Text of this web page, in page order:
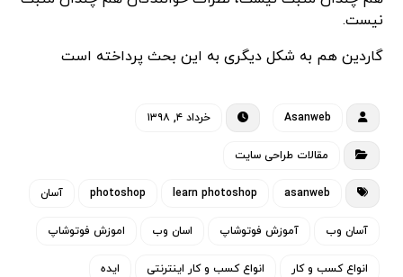
نیست.
گاردین هم به شکل دیگری به این بحث پرداخته است
Asanweb خرداد ۴, ۱۳۹۸
مقالات طراحی سایت
asanweb
learn photoshop
photoshop آسان
آسان وب آموزش فوتوشاپ اسان وب اموزش فوتوشاپ
انواع کسب و کار انواع کسب و کار اینترنتی ایده